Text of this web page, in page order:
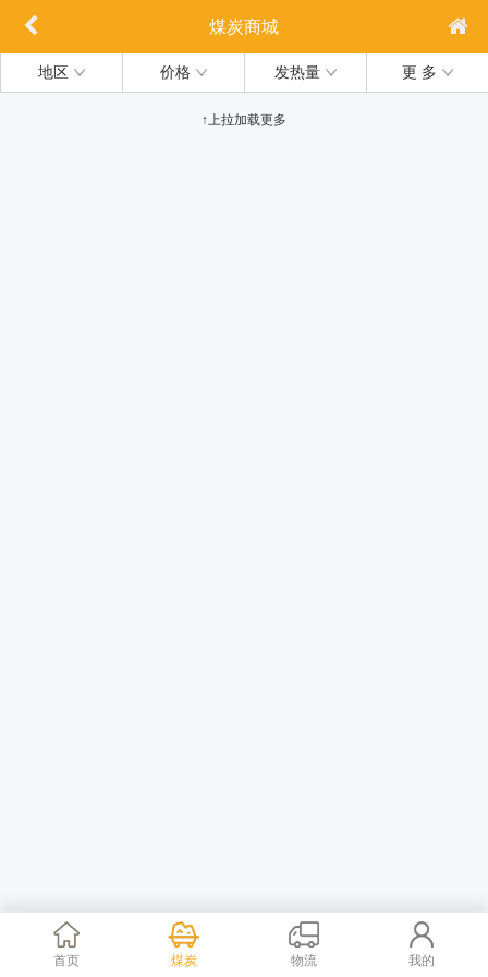
煤炭商城
地区 价格 发热量 更 多
↑上拉加载更多
首页 煤炭 物流 我的